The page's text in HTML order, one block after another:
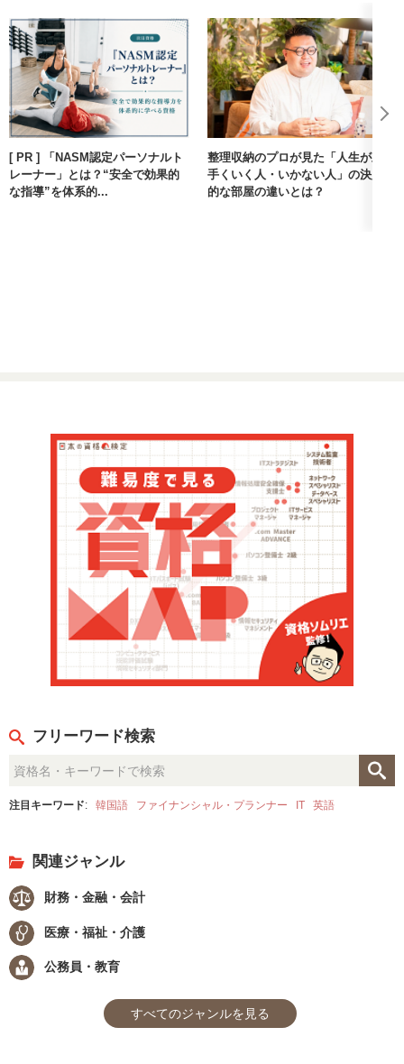
[ PR ] 「NASM認定パーソナルト
レーナー」とは？“安全で効果的
な指導”を体系的...
整理収納のプロが見た「人生が上
手くいく人・いかない人」の決定
的な部屋の違いとは？
フリーワード検索
注目キーワード: 韓国語 ファイナンシャル・プランナー IT 英語
関連ジャンル
財務・金融・会計
医療・福祉・介護
公務員・教育
すべてのジャンルを見る